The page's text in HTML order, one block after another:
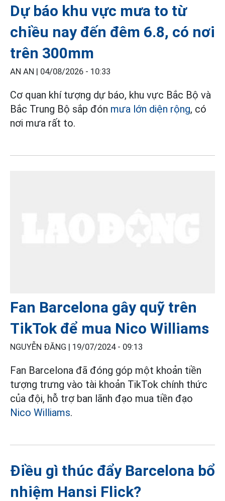
Dự báo khu vực mưa to từ
chiều nay đến đêm 6.8, có nơi
trên 300mm
AN AN | 04/08/2026 - 10:33
Cơ quan khí tượng dự báo, khu vực Bắc Bộ và
Bắc Trung Bộ sắp đón mưa lớn diện rộng, có
nơi mưa rất to.
Fan Barcelona gây quỹ trên
TikTok để mua Nico Williams
NGUYỄN ĐĂNG | 19/07/2024 - 09:13
Fan Barcelona đã đóng góp một khoản tiền
tượng trưng vào tài khoản TikTok chính thức
của đội, hỗ trợ ban lãnh đạo mua tiền đạo
Nico Williams.
Điều gì thúc đẩy Barcelona bổ
nhiệm Hansi Flick?